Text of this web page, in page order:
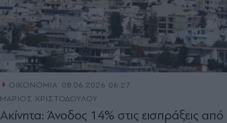
ΟΙΚΟΝΟΜΙΑ 08.06.2026 06:27
ΜΑΡΙΟΣ ΧΡΙΣΤΟΔΟΥΛΟΥ
Ακίνητα: Άνοδος 14% στις εισπράξεις από